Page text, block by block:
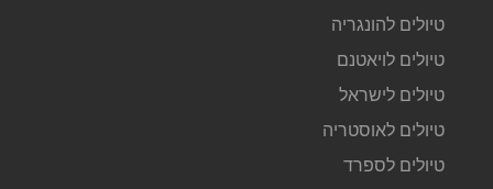
טיולים להונגריה
טיולים לויאטנם
טיולים לישראל
טיולים לאוסטריה
טיולים לספרד